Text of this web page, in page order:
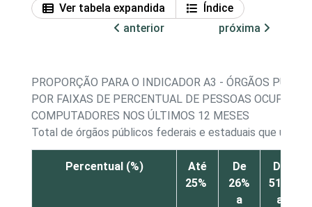
Ver tabela expandida
Índice
anterior
próxima
PROPORÇÃO PARA O INDICADOR A3 - ÓRGÃOS
POR FAIXAS DE PERCENTUAL DE PESSOAS
COMPUTADORES NOS ÚLTIMOS 12 MESES
Total de órgãos públicos federais e estaduais que
Percentual (%)
Até
25%
De
26%
a
De
51%
a